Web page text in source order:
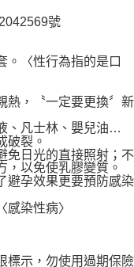
號
〈性行為指的是口
熱，〝一定要更換〞新
、凡士林、嬰兒油…
破裂。
免日光的直接照射；不
，以免使乳膠變質。
避孕效果更要預防感染
感染性病〉
標示，勿使用過期保險